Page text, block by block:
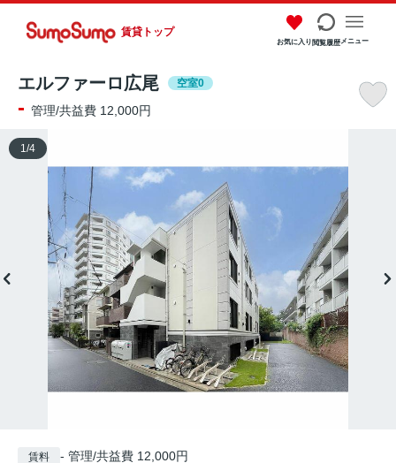
賃貸トップ
お気に入り閲覧履歴メニュー
エルファーロ広尾 空室0
- 管理/共益費 12,000円
1 /4
賃料 - 管理/共益費 12,000円